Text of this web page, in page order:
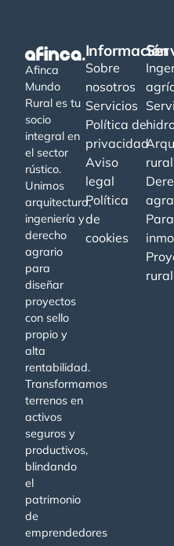
Afinca
Mundo
Rural es tu
socio
integral en
el sector
rústico.
Unimos
arquitectura,
ingeniería y
derecho
agrario
para
diseñar
proyectos
con sello
propio y
alta
rentabilidad.
Transformamos
terrenos en
activos
seguros y
productivos,
blindando
el
patrimonio
de
emprendedores
Información
Sobre
nosotros
Servicios
Política de
privacidad
Aviso
legal
Política
de
cookies
rural
Para